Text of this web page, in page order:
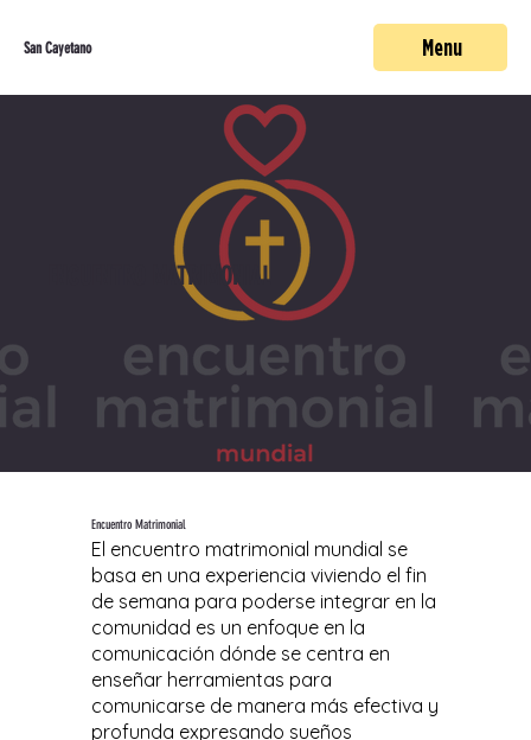
San Cayetano Menu
ENCUENTRO MATRIMONIAL
Encuentro Matrimonial
El encuentro matrimonial mundial se
basa en una experiencia viviendo el fin
de semana para poderse integrar en la
comunidad es un enfoque en la
comunicación dónde se centra en
enseñar herramientas para
comunicarse de manera más efectiva y
profunda expresando sueños